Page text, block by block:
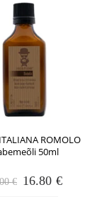
ROMOLO
50ml
€ Algne
16.80 €